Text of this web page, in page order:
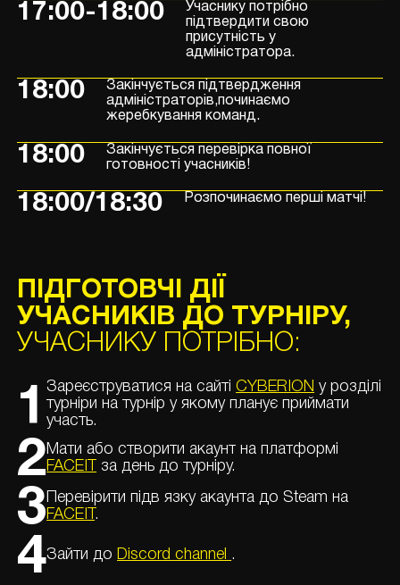
17:00-18:00
Учаснику потрібно
підтвердити свою
присутність у
адміністратора.
18:00
Закінчується підтвердження
адміністраторів,починаємо
жеребкування команд.
18:00
Закінчується перевірка повної
готовності учасників!
18:00/18:30 Розпочинаємо перші матчі!
ПІДГОТОВЧІ ДІЇ
УЧАСНИКІВ ДО ТУРНІРУ,
УЧАСНИКУ ПОТРІБНО:
1Зареєструватися на сайтіCYBERION у розділі
турніри на турнір у якому планує приймати
участь.
2Мати або створити акаунт на платформі
FACEIT
за день до турніру.
3 Перевірити підв язку акаунта до Steam на
FACEIT .
4Зайти до Discord channel .